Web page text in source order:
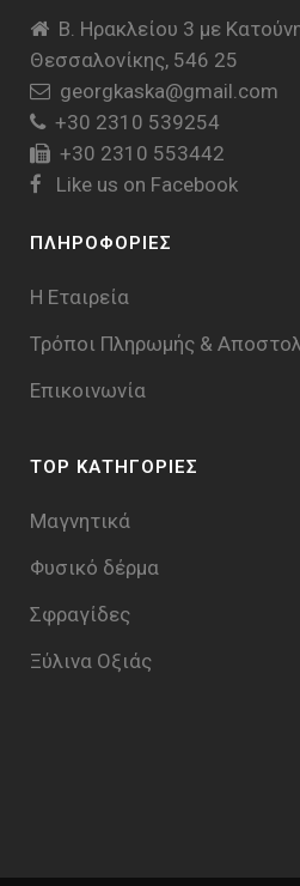
Β. Ηρακλείου 3 με
Θεσσαλονίκης, 546 25
georgkaska@gmail.com
+30 2310 539254
+30 2310 553442
Like us on Facebook
ΠΛΗΡΟΦΟΡΙΕΣ
Η Εταιρεία
Τρόποι Πληρωμής &
Επικοινωνία
TOP ΚΑΤΗΓΟΡΙΕΣ
Μαγνητικά
Φυσικό δέρμα
Σφραγίδες
Ξύλινα Οξιάς